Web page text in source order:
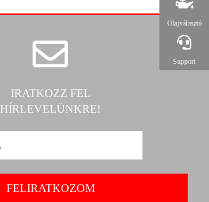
IRATKOZZ FEL
HÍRLEVELÜNKRE!
Olajválasztó
Support